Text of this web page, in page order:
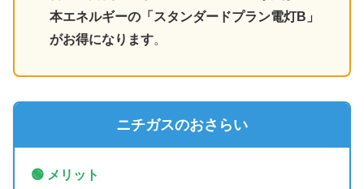
本エネルギーの「スタンダードプラン電灯B」
がお得になります。
ニチガスのおさらい
🟢 メリット